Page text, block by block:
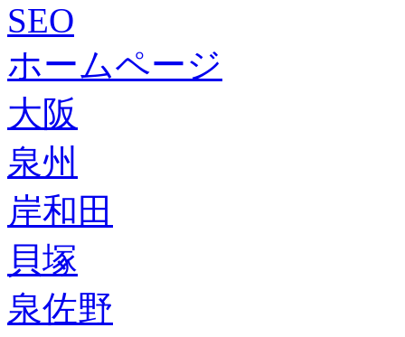
SEO
ホームページ
大阪
泉州
岸和田
貝塚
泉佐野